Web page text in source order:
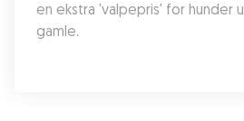
en ekstra 'valpepris' for hunder
gamle.